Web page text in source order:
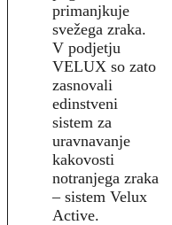
primanjkuje
svežega zraka.
V podjetju
VELUX so zato
zasnovali
edinstveni
sistem za
uravnavanje
kakovosti
notranjega zraka
– sistem Velux
Active.